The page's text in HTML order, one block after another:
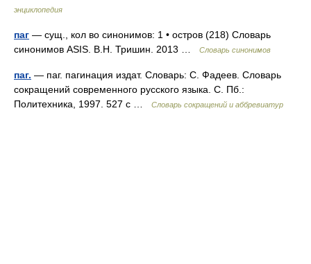
энциклопедия
паг — сущ., кол во синонимов: 1 • остров (218) Словарь
синонимов ASIS. В.Н. Тришин. 2013 …
Словарь синонимов
паг. — паг. пагинация издат. Словарь: С. Фадеев. Словарь
сокращений современного русского языка. С. Пб.:
Политехника, 1997. 527 с …
Словарь сокращений и аббревиатур